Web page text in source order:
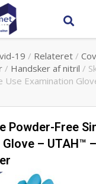
19 / Relateret /
/ Handsker af nitril /
Use Examination
Powder-Free
– UTAH™ –